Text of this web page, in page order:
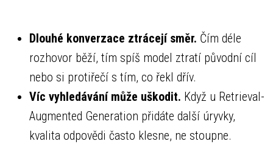
Dlouhé konverzace ztrácejí směr. Čím déle
rozhovor běží, tím spíš model ztratí původní cíl
nebo si protiřečí s tím, co řekl dřív.
Víc vyhledávání může uškodit. Když u Retrieval-
Augmented Generation přidáte další úryvky,
kvalita odpovědi často klesne, ne stoupne.